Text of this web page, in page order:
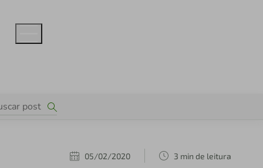
05/02/2020 3 min de leitura